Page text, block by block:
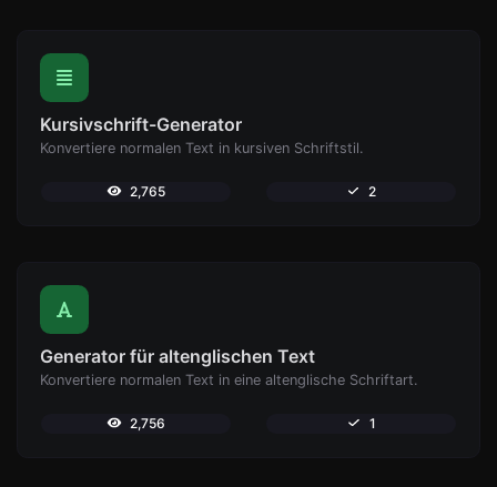
Kursivschrift-Generator
Konvertiere normalen Text in kursiven Schriftstil.
2,765 2
Generator für altenglischen Text
Konvertiere normalen Text in eine altenglische Schriftart.
2,756 1